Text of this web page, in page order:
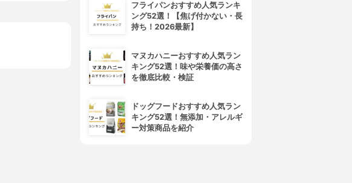
フライパンおすすめ人気ランキ
ング52選！【焦げ付かない・長
持ち！2026最新】
マヌカハニーおすすめ人気ラン
キング52選！味や栄養価の高さ
を徹底比較・検証
ドッグフードおすすめ人気ラン
キング52選！無添加・アレルギ
ー対策商品を紹介